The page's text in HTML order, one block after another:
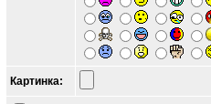
Картинка: